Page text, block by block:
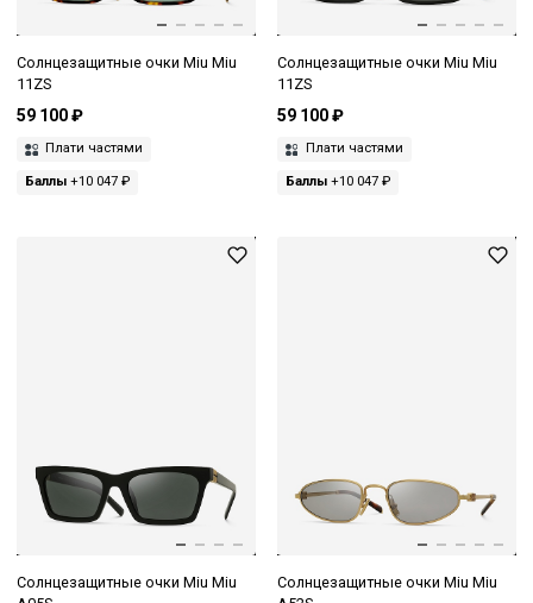
Солнцезащитные очки Miu Miu
11ZS
59 100 ₽
Плати частями
Баллы +10 047 ₽
Солнцезащитные очки Miu Miu
11ZS
59 100 ₽
Плати частями
Баллы+10 047 ₽
Солнцезащитные очки Miu Miu
Солнцезащитные очки Miu Miu